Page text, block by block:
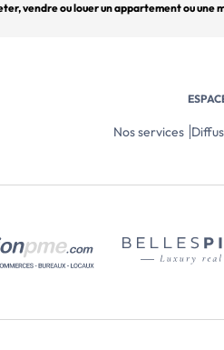
vendre ou louer un appartement ou une
Nos services